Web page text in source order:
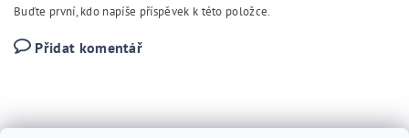
Buďte první, kdo napíše příspěvek k této položce.
Přidat komentář